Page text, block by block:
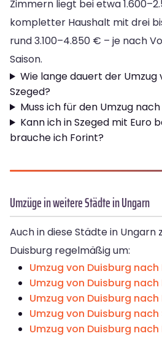
Zimmern liegt bei etwa
kompletter Haushalt mit drei
rund 3.100–4.850 € – je nach
Saison.
Wie lange dauert der Umzug
Szeged?
Muss ich für den Umzug
Kann ich in Szeged mit Euro
brauche ich Forint?
Umzüge in weitere Städte in Ungarn
Auch in diese Städte in Ungarn
Duisburg regelmäßig um:
Umzug von Duisburg
Umzug von Duisburg nach
Umzug von Duisburg
Umzug von Duisburg
Umzug von Duisburg nach